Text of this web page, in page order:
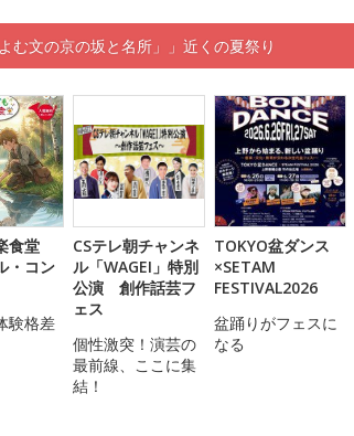
む文の京の坂と名所」」近くの夏祭り
食堂
・コン
験格差
CSテレ朝チャンネ
ル「WAGEI」特別
公演 創作話芸フ
ェス
個性激突！演芸の
最前線、ここに集
結！
TOKYO盆ダンス
×SETAM
FESTIVAL2026
盆踊りがフェスに
なる